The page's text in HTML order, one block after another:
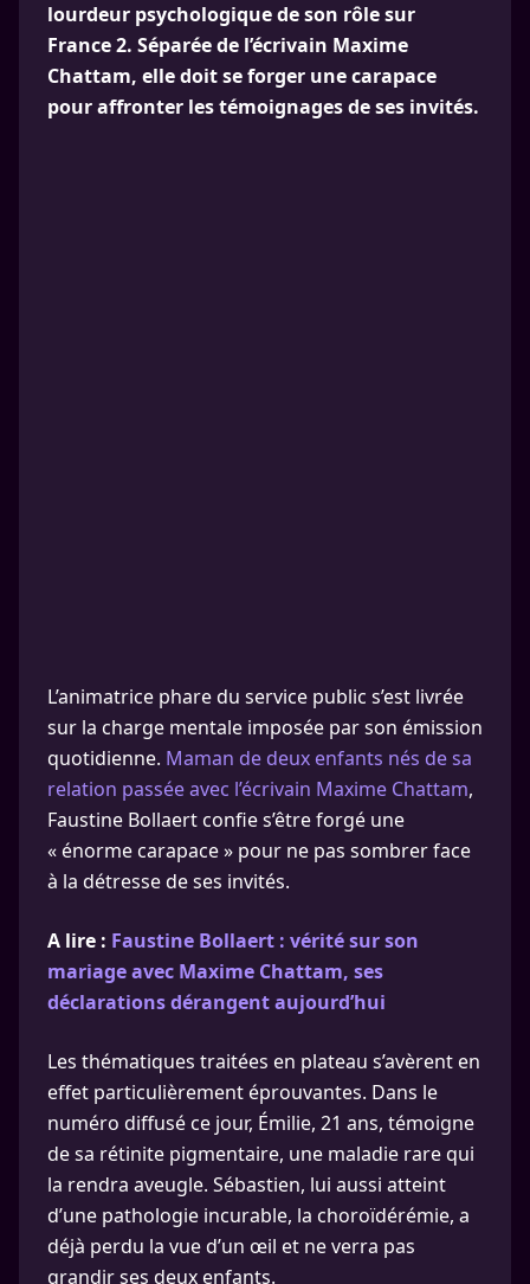
lourdeur psychologique de son rôle sur
France 2. Séparée de l’écrivain Maxime
Chattam, elle doit se forger une carapace
pour affronter les témoignages de ses invités.
L’animatrice phare du service public s’est livrée
sur la charge mentale imposée par son émission
quotidienne. Maman de deux enfants nés de sa
relation passée avec l’écrivain Maxime Chattam,
Faustine Bollaert confie s’être forgé une
« énorme carapace » pour ne pas sombrer face
à la détresse de ses invités.
A lire : Faustine Bollaert : vérité sur son
mariage avec Maxime Chattam, ses
déclarations dérangent aujourd’hui
Les thématiques traitées en plateau s’avèrent en
effet particulièrement éprouvantes. Dans le
numéro diffusé ce jour, Émilie, 21 ans, témoigne
de sa rétinite pigmentaire, une maladie rare qui
la rendra aveugle. Sébastien, lui aussi atteint
d’une pathologie incurable, la choroïdérémie, a
déjà perdu la vue d’un œil et ne verra pas
grandir ses deux enfants.